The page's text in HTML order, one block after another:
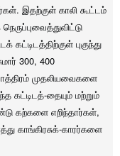
இதற்குள் காலி கூட்டம்
கட்டிடத்திற்குள் புகுந்து
300, 400
முதலியவைகளை
கட்டிடத்-தையும் மற்றும்
கற்களை எறிந்தார்கள்,
காங்கிரசுக்-காரர்களை